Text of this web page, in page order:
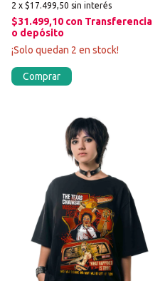
2 x $17.499,50 sin interés
$31.499,10 con Transferencia
o depósito
¡Solo quedan 2 en stock!
Comprar